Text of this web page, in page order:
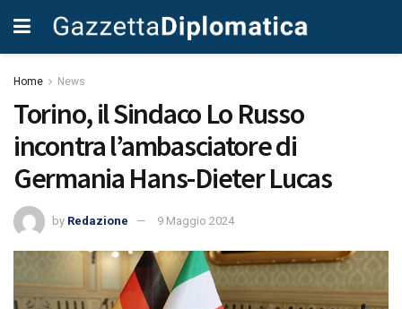
Home News
Torino, il Sindaco Lo Russo
incontra l’ambasciatore di
Germania Hans-Dieter Lucas
by Redazione 9 Maggio 2024